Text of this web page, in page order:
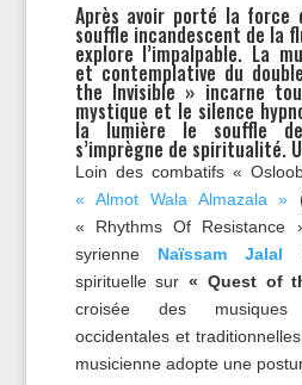
Après avoir porté la force
souffle incandescent de la
explore l’impalpable. La
et contemplative du
the Invisible » incarne
mystique et le silence
la lumière le souffle
s’imprègne de spiritualité.
Loin des combatifs «
« Almot Wala Almazala »
« Rhythms Of Resistance
syrienne Naïssam Jalal
spirituelle sur« Quest of
croisée des musiques
occidentales et
musicienne adopte une